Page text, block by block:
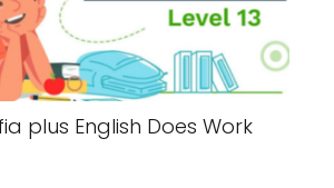
plus English Does Work